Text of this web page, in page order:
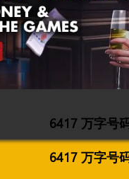
6417 万字号
6417 万字号